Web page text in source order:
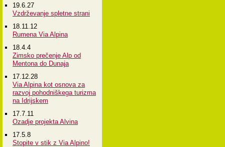
19.6.27
Vzdrževanje spletne strani
18.11.12
Rumena Via Alpina
18.4.4
Zimsko prečenje Alp od
Mentona do Dunaja
17.12.28
Via Alpina kot osnova za
razvoj pohodniškega turizma
na Idrijskem
17.7.11
Ozadje projekta Alvina
17.5.8
Stopite v stik z Via Alpino!